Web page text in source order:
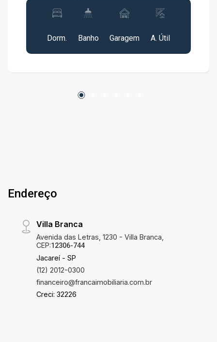
privilegiada no centro de Jacareí. Este
apartamento é ideal para moradia ou
precisa no dia a dia. Detalhes do imóvel: 2
dormitórios Sala aconchegante Cozinha com
Jacareí, com fácil acesso a posto de saúde,
Dorm.
Banho
Garagem
A. Útil
Endereço
Villa Branca
Avenida das Letras, 1230 - Villa Branca,
CEP:12306-744
Jacareí - SP
(12) 2012-0300
financeiro@francaimobiliaria.com.br
Creci: 32226